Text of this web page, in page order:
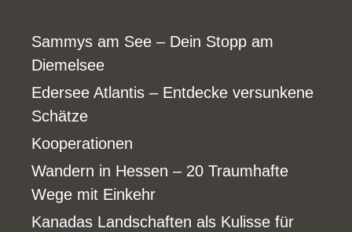
Sammys am See – Dein Stopp am
Diemelsee
Edersee Atlantis – Entdecke versunkene
Schätze
Kooperationen
Wandern in Hessen – 20 Traumhafte
Wege mit Einkehr
Kanadas Landschaften als Kulisse für